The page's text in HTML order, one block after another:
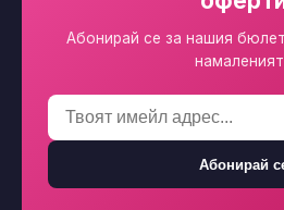
Абонирай се за нашия
Абонирай